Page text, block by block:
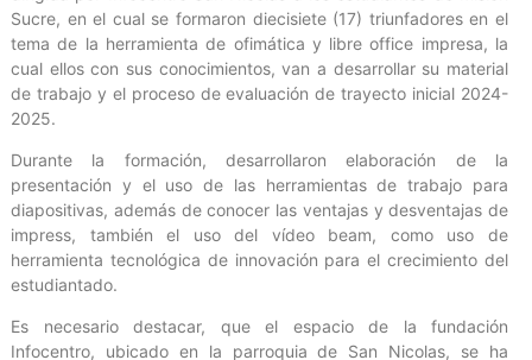
Sucre, en el cual se formaron diecisiete (17) triunfadores en el
tema de la herramienta de ofimática y libre office impresa, la
cual ellos con sus conocimientos, van a desarrollar su material
de trabajo y el proceso de evaluación de trayecto inicial 2024-
2025.
Durante la formación, desarrollaron elaboración de la
presentación y el uso de las herramientas de trabajo para
diapositivas, además de conocer las ventajas y desventajas de
impress, también el uso del vídeo beam, como uso de
herramienta tecnológica de innovación para el crecimiento del
estudiantado.
Es necesario destacar, que el espacio de la fundación
Infocentro, ubicado en la parroquia de San Nicolas, se ha